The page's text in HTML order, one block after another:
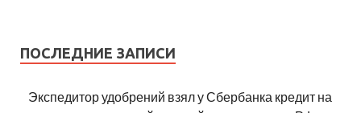
ПОСЛЕДНИЕ ЗАПИСИ
Экспедитор удобрений взял у Сбербанка кредит на